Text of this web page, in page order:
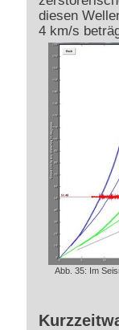
diesen
4 km/s
Abb. 35: Im